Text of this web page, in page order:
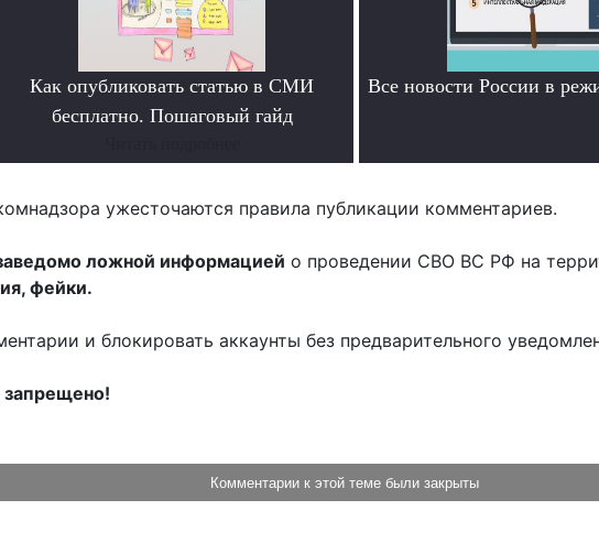
Как опубликовать статью в СМИ
бесплатно. Пошаговый гайд
Все новости России в
ужесточаются правила публикации комментариев.
ложной информацией о проведении СВО ВС РФ на
фейки.
и блокировать аккаунты без предварительного
запрещено!
Комментарии к этой теме были закрыты